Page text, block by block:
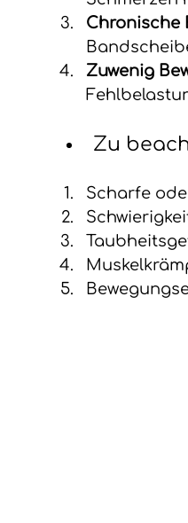
Chronische
Zuwenig
Zu
Scharfe